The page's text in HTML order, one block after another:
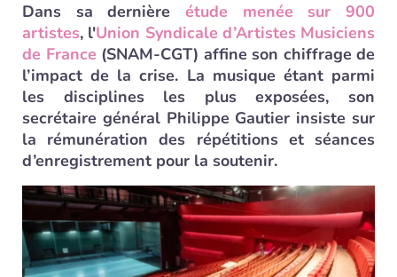
Dans sa dernière étude menée sur 900
artistes, l'Union Syndicale d’Artistes Musiciens
de France (SNAM-CGT) affine son chiffrage de
l’impact de la crise. La musique étant parmi
les disciplines les plus exposées, son
secrétaire général Philippe Gautier insiste sur
la rémunération des répétitions et séances
d’enregistrement pour la soutenir.